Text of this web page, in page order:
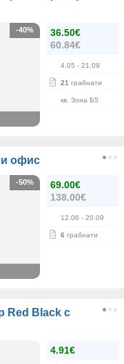
36.50€
60.84€
4.05 - 21.09
21 грабнати
кв. Зона Б5
-40%
офис
69.00€
138.00€
12.06 - 20.09
6 грабнати
-50%
Red Black с
4.91€